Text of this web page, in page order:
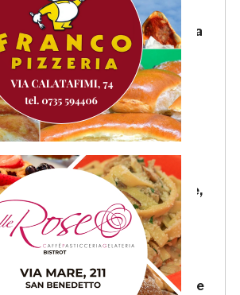
Scacchi in piazza: giovedì 6
agosto appuntamento in piazza
Salvo D’Acquisto
La Serie C su Rai 2: alcune
partite di Lega Pro saranno
trasmesse in diretta
Beach Soccer AiCS: Lido del
Pescatore conquista il tricolore,
a Imperial Beach la Coppa Italia
Samb, il “doppio mercato” di
Andrea Mussi: per il d.s. un
grande lavoro anche sulle uscite